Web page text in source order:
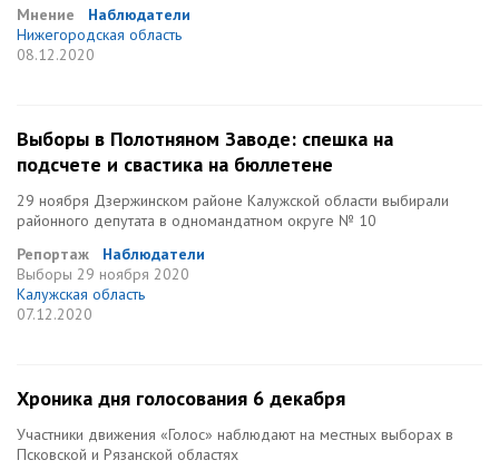
Мнение
Наблюдатели
Нижегородская область
08.12.2020
Выборы в Полотняном Заводе: спешка на
подсчете и свастика на бюллетене
29 ноября Дзержинском районе Калужской области выбирали
районного депутата в одномандатном округе № 10
Репортаж
Наблюдатели
Выборы 29 ноября 2020
Калужская область
07.12.2020
Хроника дня голосования 6 декабря
Участники движения «Голос» наблюдают на местных выборах в
Псковской и Рязанской областях